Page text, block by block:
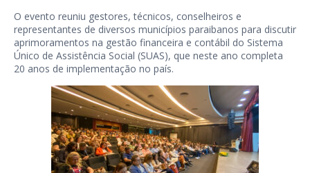
O evento reuniu gestores, técnicos, conselheiros e
representantes de diversos municípios paraibanos para discutir
aprimoramentos na gestão financeira e contábil do Sistema
Único de Assistência Social (SUAS), que neste ano completa
20 anos de implementação no país.